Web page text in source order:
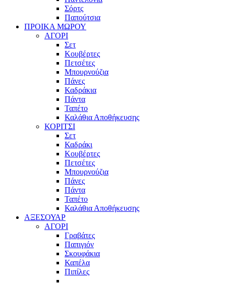
Σόρτς
Παπούτσια
ΠΡΟΙΚΑ ΜΩΡΟΥ
ΑΓΟΡΙ
Σετ
Κουβέρτες
Πετσέτες
Μπουρνούζια
Πάνες
Καδράκια
Πάντα
Ταπέτο
Καλάθια Αποθήκευσης
ΚΟΡΙΤΣΙ
Σετ
Καδράκι
Κουβέρτες
Πετσέτες
Μπουρνούζια
Πάνες
Πάντα
Ταπέτο
Καλάθια Αποθήκευσης
ΑΞΕΣΟΥΑΡ
ΑΓΟΡΙ
Γραβάτες
Παπιγιόν
Σκουφάκια
Καπέλα
Πιπίλες